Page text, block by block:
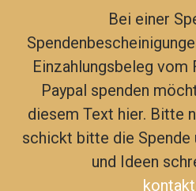
Bei einer
Einzahlungsbeleg vom
Paypal spenden
diesem Text hier. Bitte
schickt bitte die Spende
und Ideen